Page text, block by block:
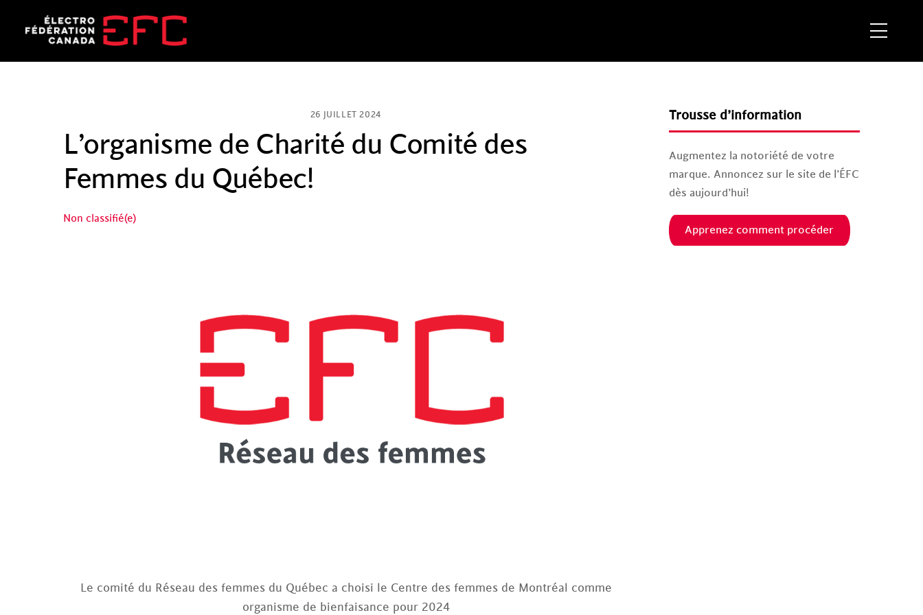
Menu
26 JUILLET 2024
L’organisme de Charité du Comité des
Femmes du Québec!
Non classifié(e)
Le comité du Réseau des femmes du Québec a choisi le Centre des femmes de Montréal comme
organisme de bienfaisance pour 2024
Trousse d’information
Augmentez la notoriété de votre
marque. Annoncez sur le site de l’ÉFC
dès aujourd’hui!
Apprenez comment procéder